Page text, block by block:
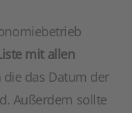
mit allen
die das Datum der
Außerdem sollte